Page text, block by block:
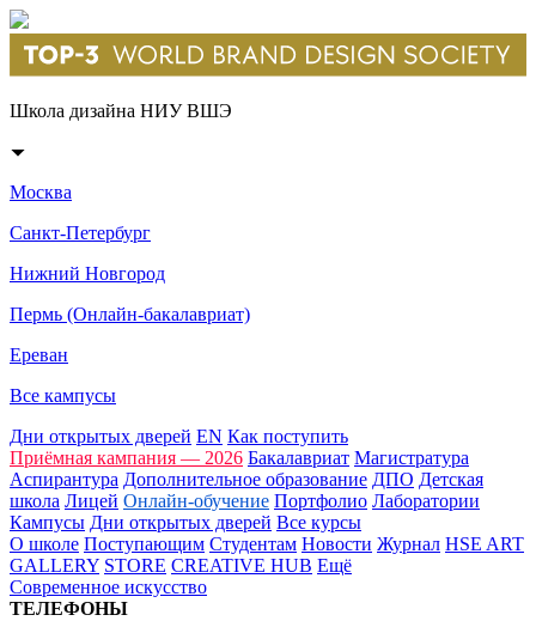
Школа дизайна НИУ ВШЭ
Москва
Санкт-Петербург
Нижний Новгород
Пермь (Онлайн-бакалавриат)
Ереван
Все кампусы
Дни открытых дверей EN Как поступить
Приёмная кампания — 2026 Бакалавриат Магистратура
Аспирантура Дополнительное образование ДПО Детская
школа Лицей Онлайн-обучение Портфолио Лаборатории
Кампусы Дни открытых дверей Все курсы
О школе Поступающим Студентам Новости Журнал HSE ART
GALLERY STORE CREATIVE HUB Ещё
Современное искусство
ТЕЛЕФОНЫ